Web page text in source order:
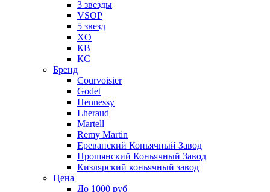
3 звезды
VSOP
5 звезд
XO
КВ
КС
Бренд
Courvoisier
Godet
Hennessy
Lheraud
Martell
Remy Martin
Ереванский Коньячный Завод
Прошянский Коньячный Завод
Кизлярский коньячный завод
Цена
До 1000 руб